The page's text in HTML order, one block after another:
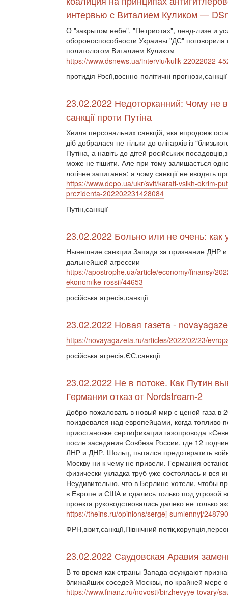
интервью с Виталием Куликом —
О "закрытом небе", "Петриотах", ленд-лизе и
обороноспособности Украины "ДС" поговорила
политологом Виталием Куликом
https://www.dsnews.ua/interviu/kulik-22022022-
протидія Росії,воєнно-політичні прогнози,санкції
23.02.2022 Недоторканний: Чому не
санкції проти Путіна
Хвиля персональних санкцій, яка впродовж
діб добралася не тільки до олігархів із
Путіна, а навіть до дітей російських
може не тішити. Але при тому залишається
логічне запитання: а чому санкції не вводять
https://www.depo.ua/ukr/svit/karati-vsikh-okrim-
prezidenta-202202231428084
Путін,санкції
23.02.2022 Больно или не очень: как
Нынешние санкции Запада за признание ДНР
дальнейшей агрессии
https://apostrophe.ua/article/economy/finansy/
ekonomike-rossii/44653
російська агресія,санкції
23.02.2022 Новая газета -
https://novayagazeta.ru/articles/2022/02/23/
російська агресія,ЄС,санкції
23.02.2022 Не в потоке. Как Путин
Германии отказ от Nordstream-2
Добро пожаловать в новый мир с ценой газа в
поиздевался над европейцами, когда топливо
приостановке сертификации газопровода
после заседания Совбеза России, где 12
ЛНР и ДНР. Шольц, пытался предотвратить
Москву ни к чему не привели. Германия
физически укладка труб уже состоялась и
Неудивительно, что в Берлине хотели, чтобы
в Европе и США и сдались только под
проекта руководствовались далеко не только
https://theins.ru/opinions/sergej-sumlennyj/248790
ФРН,візит,санкції,Північний
23.02.2022 Саудовская Аравия
В то время как страны Запада осуждают
ближайших соседей Москвы, по крайней мере
https://www.finanz.ru/novosti/birzhevyye-tovary/